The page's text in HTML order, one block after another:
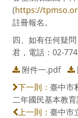
(https://
註冊報名。
四、如有任何疑
君，電話：02-
附件一.pdf
下一則： 臺中市
二年國民基本教
上一則： 臺中市